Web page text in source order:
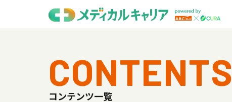
CONTENTS
コンテンツ一覧